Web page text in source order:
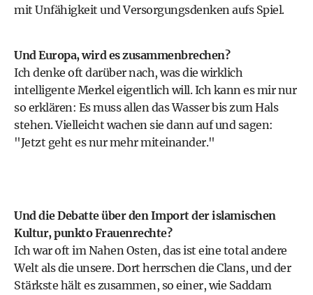
mit Unfähigkeit und Versorgungsdenken aufs Spiel.
Und Europa, wird es zusammenbrechen?
Ich denke oft darüber nach, was die wirklich
intelligente Merkel eigentlich will. Ich kann es mir nur
so erklären: Es muss allen das Wasser bis zum Hals
stehen. Vielleicht wachen sie dann auf und sagen:
"Jetzt geht es nur mehr miteinander."
Und die Debatte über den Import der islamischen
Kultur, punkto Frauenrechte?
Ich war oft im Nahen Osten, das ist eine total andere
Welt als die unsere. Dort herrschen die Clans, und der
Stärkste hält es zusammen, so einer, wie Saddam